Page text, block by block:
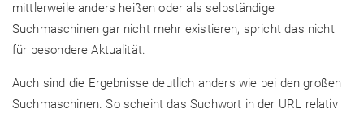
mittlerweile anders heißen oder als selbständige
Suchmaschinen gar nicht mehr existieren, spricht das nicht
für besondere Aktualität.
Auch sind die Ergebnisse deutlich anders wie bei den großen
Suchmaschinen. So scheint das Suchwort in der URL relativ